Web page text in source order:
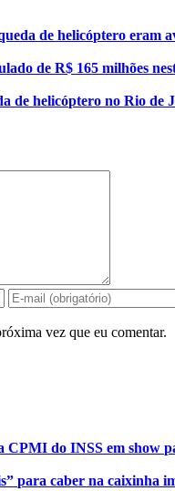
de helicóptero eram
de R$ 165 milhões
de helicóptero no Rio de
vez que eu comentar.
do INSS em show
para caber na caixinha